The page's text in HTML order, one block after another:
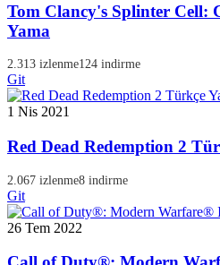
Tom Clancy's Splinter Cell:
Yama
2.313 izlenme124 indirme
Git
1 Nis 2021
Red Dead Redemption 2
2.067 izlenme8 indirme
Git
26 Tem 2022